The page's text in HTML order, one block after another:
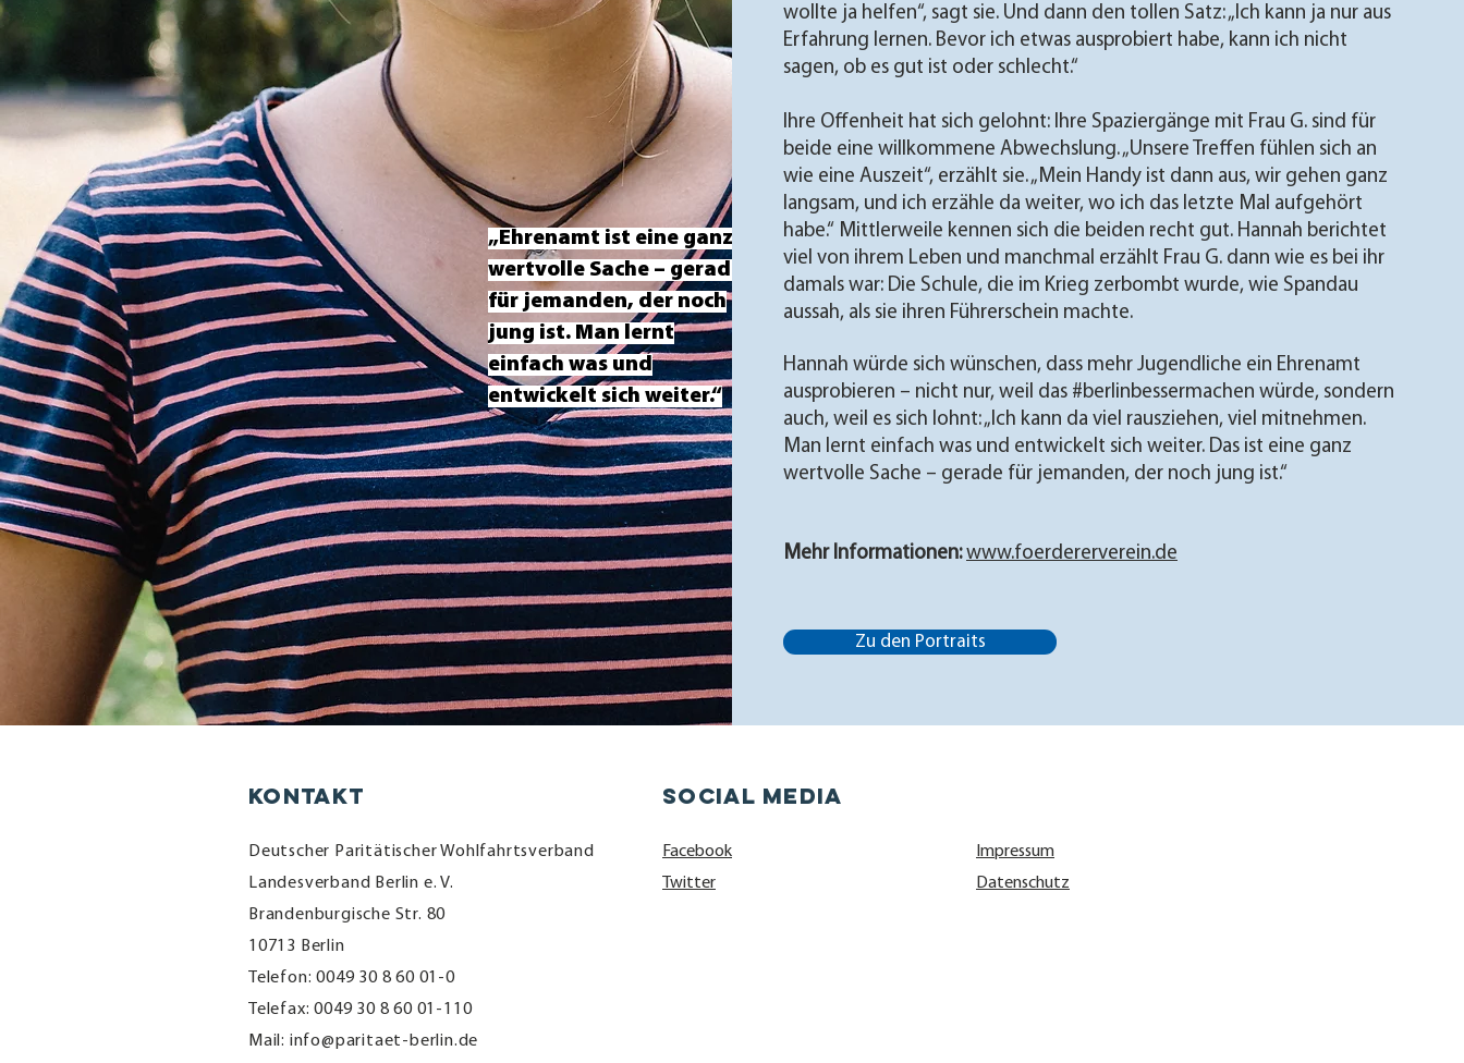
„Ehrenamt ist eine ganz
wertvolle Sache – gerade
für jemanden, der noch
jung ist. Man lernt
einfach was und
entwickelt sich weiter.“
wollte ja helfen“, sagt sie. Und dann den tollen Satz: „Ich kann ja nur aus
Erfahrung lernen. Bevor ich etwas ausprobiert habe, kann ich nicht
sagen, ob es gut ist oder schlecht.“
Ihre Offenheit hat sich gelohnt: Ihre Spaziergänge mit Frau G. sind für
beide eine willkommene Abwechslung. „Unsere Treffen fühlen sich an
wie eine Auszeit“, erzählt sie. „Mein Handy ist dann aus, wir gehen ganz
langsam, und ich erzähle da weiter, wo ich das letzte Mal aufgehört
habe.“ Mittlerweile kennen sich die beiden recht gut. Hannah berichtet
viel von ihrem Leben und manchmal erzählt Frau G. dann wie es bei ihr
damals war: Die Schule, die im Krieg zerbombt wurde, wie Spandau
aussah, als sie ihren Führerschein machte.
Hannah würde sich wünschen, dass mehr Jugendliche ein Ehrenamt
ausprobieren – nicht nur, weil das #berlinbessermachen würde, sondern
auch, weil es sich lohnt: „Ich kann da viel rausziehen, viel mitnehmen.
Man lernt einfach was und entwickelt sich weiter. Das ist eine ganz
wertvolle Sache – gerade für jemanden, der noch jung ist.“
Mehr Informationen:www.foerdererverein.de
Zu den Portraits
Kontakt social media
Deutscher Paritätischer Wohlfahrtsverband
Landesverband Berlin e. V.
Brandenburgische Str. 80
10713 Berlin
Telefon: 0049 30 8 60 01-0
Telefax: 0049 30 8 60 01-110
Mail: info@paritaet-berlin.de
Facebook
Twitter
Impressum
Datenschutz